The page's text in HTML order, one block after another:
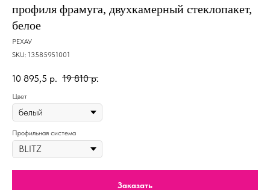
профиля фрамуга, двухкамерный стеклопакет,
белое
РЕХАУ
SKU: 13585951001
10 895,5 р. 19 810 р.
Цвет
Профильная система
Заказать